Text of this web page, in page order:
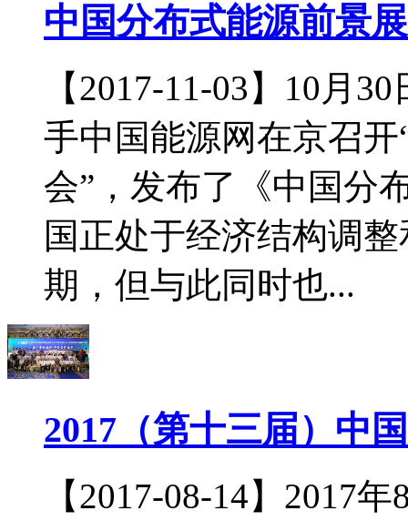
中国分布式能源前景
【2017-11-03】10月
手中国能源网在京召
会”，发布了《中国分
国正处于经济结构调
期，但与此同时也...
2017（第十三届）中
【2017-08-14】2017